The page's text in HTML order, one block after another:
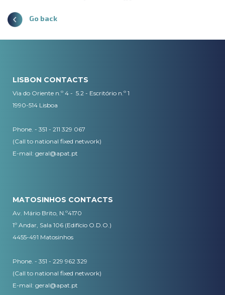
Go back
LISBON CONTACTS
Via do Oriente n.º 4 - 5.2 - Escritório n.º 1
1990-514 Lisboa
Phone. - 351 - 211 329 067
(Call to national fixed network)
​E-mail: geral@apat.pt
MATOSINHOS CONTACTS
Av. Mário Brito, N.º4170
1º Andar, Sala 106 (Edifício O.D.O.)
4455-491 Matosinhos
Phone. - 351 - 229 962 329
(Call to national fixed network)
E-mail: geral@apat.pt